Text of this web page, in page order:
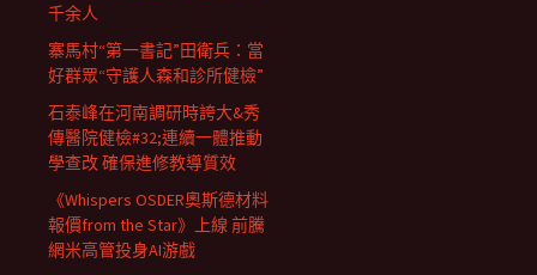
千余人
寨馬村“第一書記”田衛兵：當
好群眾“守護人森和診所健檢”
石泰峰在河南調研時誇大&秀
傳醫院健檢#32;連續一體推動
學查改 確保進修教導質效
《Whispers OSDER奧斯德材料
報價from the Star》上線 前騰
網米高管投身AI游戲